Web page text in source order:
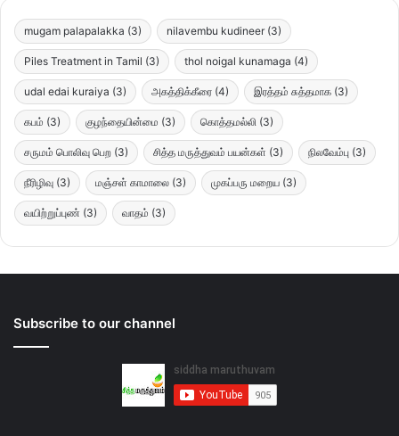
mugam palapalakka (3) nilavembu kudineer (3)
Piles Treatment in Tamil (3) thol noigal kunamaga (4)
udal edai kuraiya (3) அகத்திக்கீரை (4) இரத்தம் சுத்தமாக (3)
கபம் (3) குழந்தையின்மை (3) கொத்தமல்லி (3)
சருமம் பொலிவு பெற (3) சித்த மருத்துவம் பயன்கள் (3) நிலவேம்பு (3)
நீரிழிவு (3) மஞ்சள் காமாலை (3) முகப்பரு மறைய (3)
வயிற்றுப்புண் (3) வாதம் (3)
Subscribe to our channel